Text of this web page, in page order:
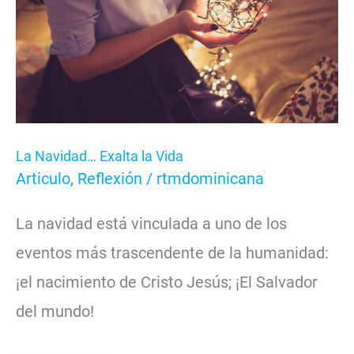
La Navidad… Exalta la Vida
Articulo, Reflexión / rtmdominicana
La navidad está vinculada a uno de los
eventos más trascendente de la humanidad:
¡el nacimiento de Cristo Jesús; ¡El Salvador
del mundo!
la
Vida